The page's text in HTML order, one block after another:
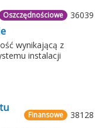
36039
Oszczędnościowe
wynikającą z
instalacji
38128
Finansowe